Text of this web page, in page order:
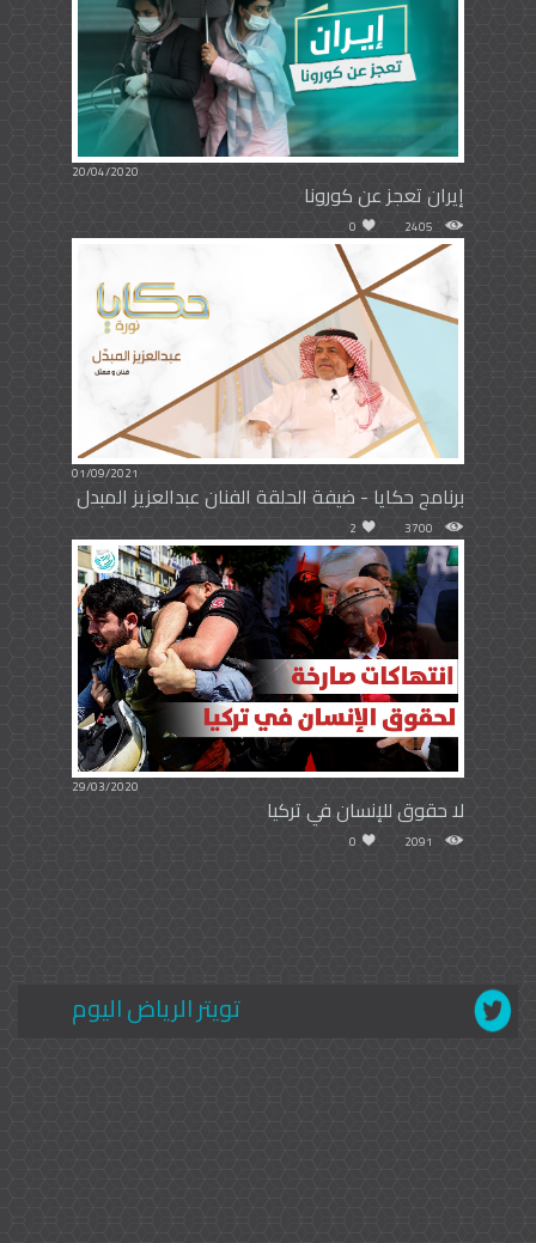
20/04/2020
إيران تعجز عن كورونا
2405
0
01/09/2021
برنامج حكايا - ضيفة الحلقة الفنان عبدالعزيز المبدل
3700
2
29/03/2020
لا حقوق للإنسان في تركيا
2091
0
تويتر الرياض اليوم